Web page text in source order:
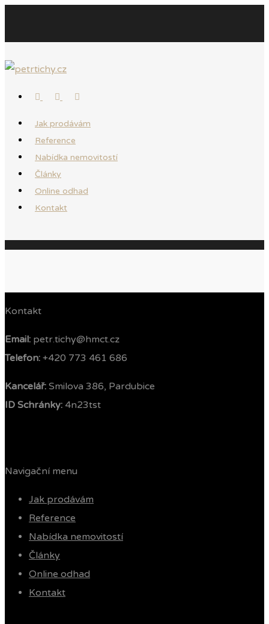
Jak prodávám
Reference
Nabídka nemovitostí
Články
Online odhad
Kontakt
Kontakt
Email: petr.tichy@hmct.cz
Telefon: ‭ +420 773 461 686‬
Kancelář: Smilova 386, Pardubice
ID Schránky: 4n23tst
Navigační menu
Jak prodávám
Reference
Nabídka nemovitostí
Články
Online odhad
Kontakt